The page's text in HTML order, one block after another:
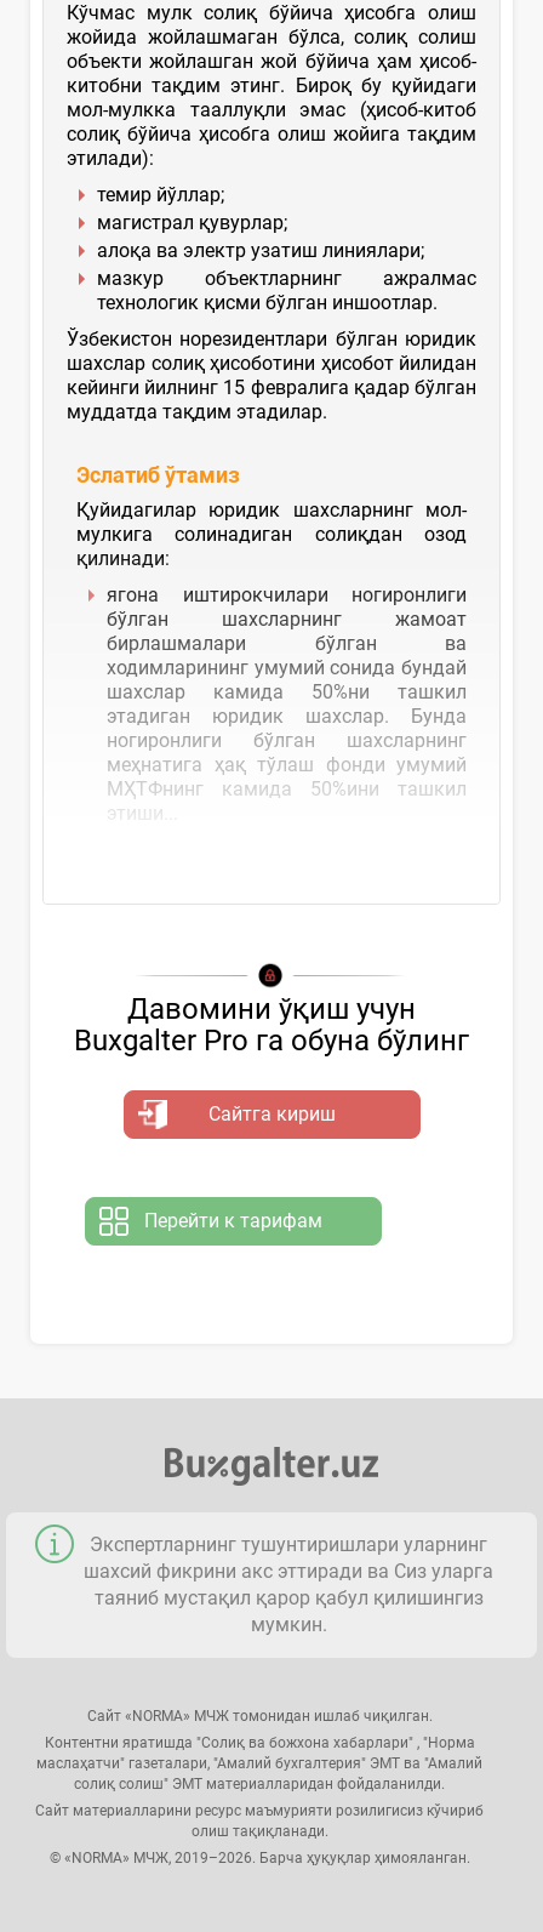
Кўчмас мулк солиқ бўйича ҳисобга олиш
жойида жойлашмаган бўлса, солиқ солиш
объекти жойлашган жой бўйича ҳам ҳисоб-
китобни тақдим этинг. Бироқ бу қуйидаги
мол-мулкка тааллуқли эмас (ҳисоб-китоб
солиқ бўйича ҳисобга олиш жойига тақдим
этилади):
темир йўллар;
магистрал қувурлар;
алоқа ва электр узатиш линиялари;
мазкур объектларнинг ажралмас
технологик қисми бўлган иншоотлар.
Ўзбекистон норезидентлари бўлган юридик
шахслар солиқ ҳисоботини ҳисобот йилидан
кейинги йилнинг 15 февралига қадар бўлган
муддатда тақдим этадилар.
Эслатиб ўтамиз
Қуйидагилар юридик шахсларнинг мол-
мулкига солинадиган солиқдан озод
қилинади:
ягона иштирокчилари ногиронлиги
бўлган шахсларнинг жамоат
бирлашмалари бўлган ва
ходимларининг умумий сонида бундай
шахслар камида 50%ни ташкил
этадиган юридик шахслар. Бунда
ногиронлиги бўлган шахсларнинг
меҳнатига ҳақ тўлаш фонди умумий
МҲТФнинг камида 50%ини ташкил
этиши...
Давомини ўқиш учун
Buxgalter Pro га обуна бўлинг
Сайтга кириш
Перейти к тарифам
Экспертларнинг тушунтиришлари уларнинг
шахсий фикрини акс эттиради ва Сиз уларга
таяниб мустақил қарор қабул қилишингиз
мумкин.
Сайт «NORMA» МЧЖ томонидан ишлаб чиқилган.
Контентни яратишда "Солиқ ва божхона хабарлари" , "Норма
маслаҳатчи" газеталари, "Амалий бухгалтерия" ЭМТ ва "Амалий
солиқ солиш" ЭМТ материалларидан фойдаланилди.
Сайт материалларини ресурс маъмурияти розилигисиз кўчириб
олиш тақиқланади.
© «NORMA» МЧЖ, 2019–2026. Барча ҳуқуқлар ҳимояланган.